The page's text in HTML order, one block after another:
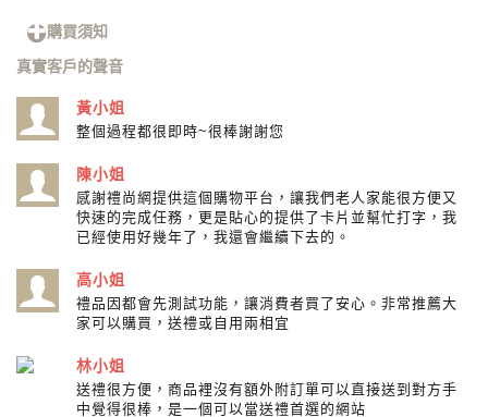
購買須知
真實客戶的聲音
黃小姐
整個過程都很即時~很棒謝謝您
陳小姐
感謝禮尚網提供這個購物平台，讓我們老人家能很方便又
快速的完成任務，更是貼心的提供了卡片並幫忙打字，我
已經使用好幾年了，我還會繼續下去的。
高小姐
禮品因都會先測試功能，讓消費者買了安心。非常推薦大
家可以購買，送禮或自用兩相宜
林小姐
送禮很方便，商品裡沒有額外附訂單可以直接送到對方手
中覺得很棒，是一個可以當送禮首選的網站